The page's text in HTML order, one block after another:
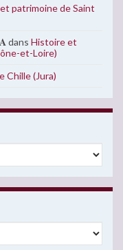
patrimoine de Saint
dans Histoire et
et-Loire)
Chille (Jura)